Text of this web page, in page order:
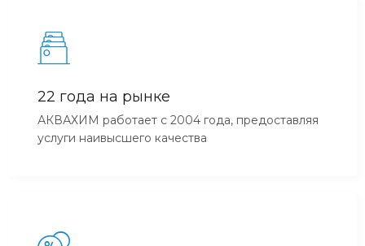
22 года на рынке
АКВАХИМ работает с 2004 года, предоставляя
услуги наивысшего качества